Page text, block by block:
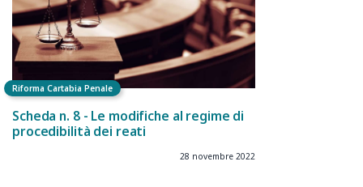
Riforma Cartabia Penale
Scheda n. 8 - Le modifiche al regime di
procedibilità dei reati
28 novembre 2022